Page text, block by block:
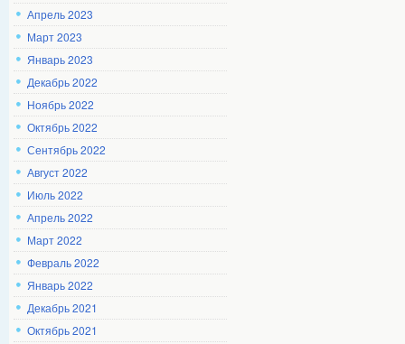
Апрель 2023
Март 2023
Январь 2023
Декабрь 2022
Ноябрь 2022
Октябрь 2022
Сентябрь 2022
Август 2022
Июль 2022
Апрель 2022
Март 2022
Февраль 2022
Январь 2022
Декабрь 2021
Октябрь 2021